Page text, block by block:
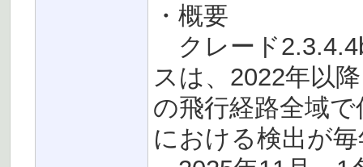
・概要
クレード
スは、2022年以
の飛行経路全域
における検出が